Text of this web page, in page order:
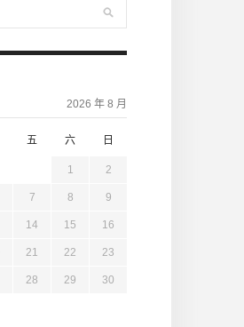
2026 年 8 月
五 六 日
1 2
7 8 9
14 15 16
21 22 23
28 29 30